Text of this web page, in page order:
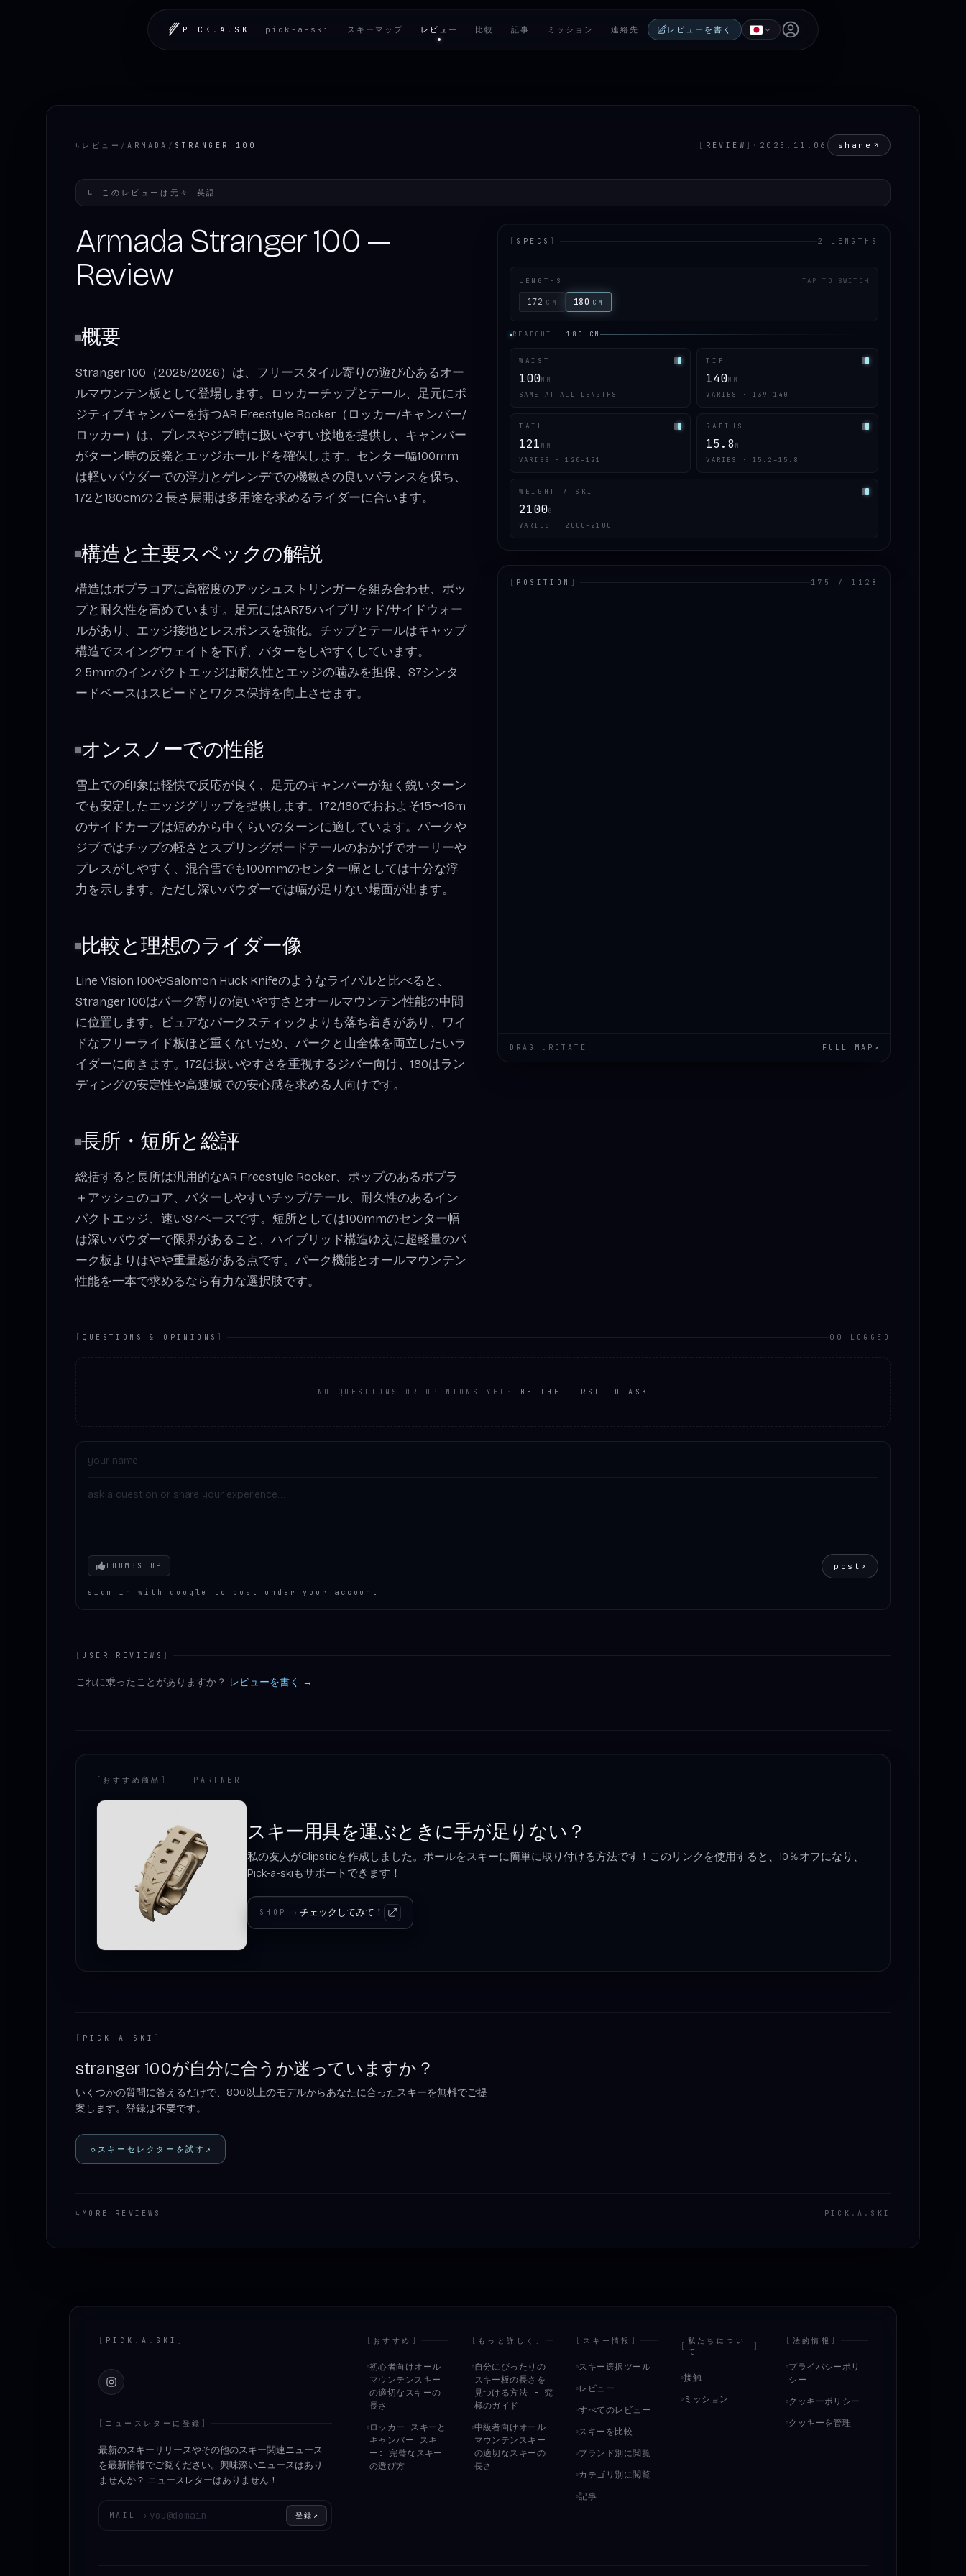
PICK . A . SKI pick-a-ski スキーマップ レビュー 比較 記事 ミッション 連絡先 レビューを書く Open user menu
↳ レビュー / ARMADA / STRANGER 100 [ REVIEW ] · 2025.11.06 share
↳ このレビューは元々 英語
Armada Stranger 100 —
Review
概要
Stranger 100（2025/2026）は、フリースタイル寄りの遊び心あるオー
ルマウンテン板として登場します。ロッカーチップとテール、足元にポ
ジティブキャンバーを持つAR Freestyle Rocker（ロッカー/キャンバー/
ロッカー）は、プレスやジブ時に扱いやすい接地を提供し、キャンバー
がターン時の反発とエッジホールドを確保します。センター幅100mm
は軽いパウダーでの浮力とゲレンデでの機敏さの良いバランスを保ち、
172と180cmの２長さ展開は多用途を求めるライダーに合います。
構造と主要スペックの解説
構造はポプラコアに高密度のアッシュストリンガーを組み合わせ、ポッ
プと耐久性を高めています。足元にはAR75ハイブリッド/サイドウォー
ルがあり、エッジ接地とレスポンスを強化。チップとテールはキャップ
構造でスイングウェイトを下げ、バターをしやすくしています。
2.5mmのインパクトエッジは耐久性とエッジの噛みを担保、S7シンタ
ードベースはスピードとワクス保持を向上させます。
オンスノーでの性能
雪上での印象は軽快で反応が良く、足元のキャンバーが短く鋭いターン
でも安定したエッジグリップを提供します。172/180でおおよそ15〜16m
のサイドカーブは短めから中くらいのターンに適しています。パークや
ジブではチップの軽さとスプリングボードテールのおかげでオーリーや
プレスがしやすく、混合雪でも100mmのセンター幅としては十分な浮
力を示します。ただし深いパウダーでは幅が足りない場面が出ます。
比較と理想のライダー像
Line Vision 100やSalomon Huck Knifeのようなライバルと比べると、
Stranger 100はパーク寄りの使いやすさとオールマウンテン性能の中間
に位置します。ピュアなパークスティックよりも落ち着きがあり、ワイ
ドなフリーライド板ほど重くないため、パークと山全体を両立したいラ
イダーに向きます。172は扱いやすさを重視するジバー向け、180はラン
ディングの安定性や高速域での安心感を求める人向けです。
長所・短所と総評
総括すると長所は汎用的なAR Freestyle Rocker、ポップのあるポプラ
＋アッシュのコア、バターしやすいチップ/テール、耐久性のあるイン
パクトエッジ、速いS7ベースです。短所としては100mmのセンター幅
は深いパウダーで限界があること、ハイブリッド構造ゆえに超軽量のパ
ーク板よりはやや重量感がある点です。パーク機能とオールマウンテン
性能を一本で求めるなら有力な選択肢です。
[ SPECS ] 2 LENGTHS
LENGTHS TAP TO SWITCH
172 CM 180 CM
READOUT · 180 CM
WAIST
100MM
SAME AT ALL LENGTHS
TIP
140MM
VARIES · 139–140
TAIL
121 MM
VARIES · 120–121
RADIUS
15.8 M
VARIES · 15.2–15.8
WEIGHT / SKI
2100G
VARIES · 2000–2100
[ POSITION ] 175 / 1128
DRAG .ROTATE FULL MAP ↗
[ QUESTIONS & OPINIONS ] 00 LOGGED
NO QUESTIONS OR OPINIONS YET · BE THE FIRST TO ASK
Your mood
THUMBS UP post ↗
sign in with google to post under your account
[ USER REVIEWS ]
これに乗ったことがありますか？ レビューを書く →
[ おすすめ商品 ] PARTNER
スキー用具を運ぶときに手が足りない？
私の友人がClipsticを作成しました。ポールをスキーに簡単に取り付ける方法です！このリンクを使用すると、10％オフになり、
Pick-a-skiもサポートできます！
SHOP ›チェックしてみて！
[ PICK-A-SKI ]
stranger 100が自分に合うか迷っていますか？
いくつかの質問に答えるだけで、800以上のモデルからあなたに合ったスキーを無料でご提
案します。登録は不要です。
◇ スキーセレクターを試す ↗
↳ MORE REVIEWS PICK . A . SKI
Footer
[ PICK . A . SKI ]
Instagram
[ ニュースレターに登録 ]
最新のスキーリリースやその他のスキー関連ニュース
を最新情報でご覧ください。興味深いニュースはあり
ませんか？ ニュースレターはありません！
MAIL › 登録 ↗
[ おすすめ ]
初心者向けオール
マウンテンスキー
の適切なスキーの
長さ
ロッカー スキーと
キャンバー スキ
ー: 完璧なスキー
の選び方
[ もっと詳しく ]
自分にぴったりの
スキー板の長さを
見つける方法 - 究
極のガイド
中級者向けオール
マウンテンスキー
の適切なスキーの
長さ
[ スキー情報 ]
スキー選択ツール
レビュー
すべてのレビュー
スキーを比較
ブランド別に閲覧
カテゴリ別に閲覧
記事
[
私たちについ
て
]
接触
ミッション
[ 法的情報 ]
プライバシーポリ
シー
クッキーポリシー
クッキーを管理